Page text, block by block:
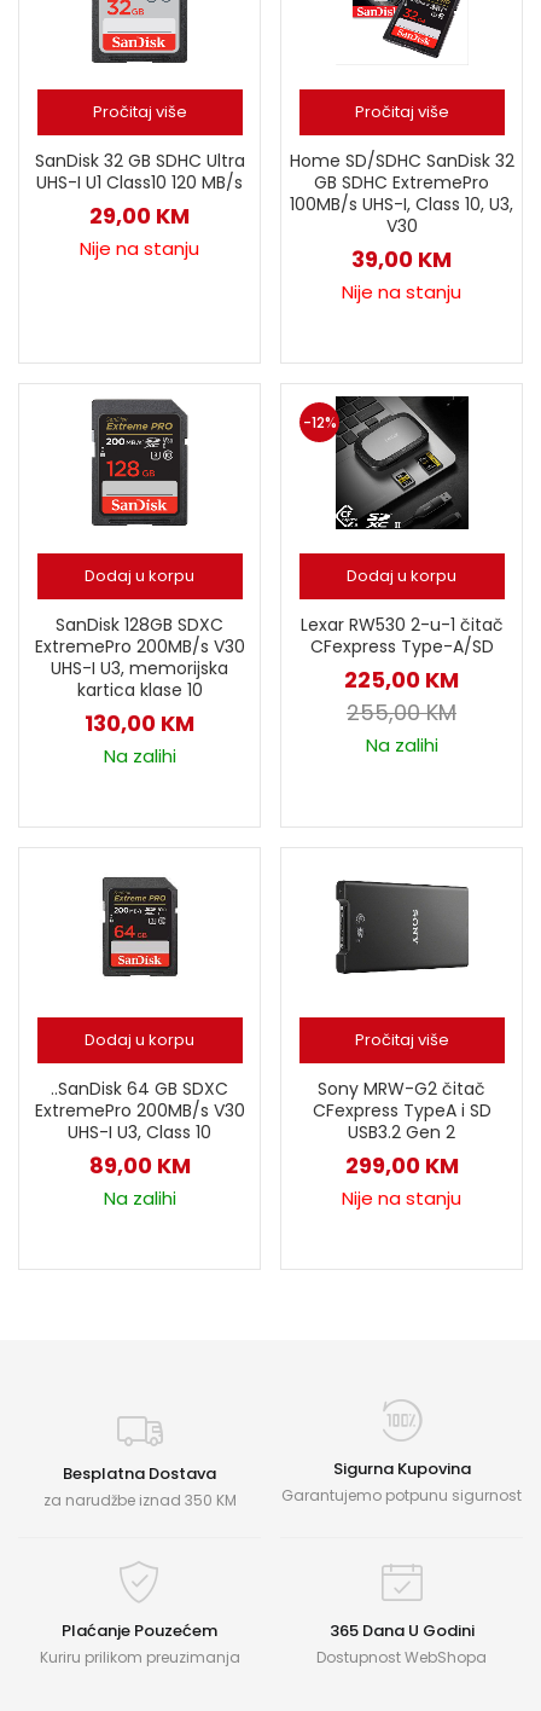
Pročitaj više
SanDisk 32 GB SDHC Ultra
UHS-I U1 Class10 120 MB/s
29,00 KM
Nije na stanju
Pročitaj više
Home SD/SDHC SanDisk 32
GB SDHC ExtremePro
100MB/s UHS-I, Class 10, U3,
V30
39,00 KM
Nije na stanju
Dodaj u korpu
SanDisk 128GB SDXC
ExtremePro 200MB/s V30
UHS-I U3, memorijska
kartica klase 10
130,00 KM
Na zalihi
Dodaj u korpu
Lexar RW530 2-u-1 čitač
CFexpress Type-A/SD
225,00 KM
255,00KM
-12%
Na zalihi
Dodaj u korpu
..SanDisk 64 GB SDXC
ExtremePro 200MB/s V30
UHS-I U3, Class 10
89,00 KM
Na zalihi
Pročitaj više
Sony MRW-G2 čitač
CFexpress TypeA i SD
USB3.2 Gen 2
299,00 KM
Nije na stanju
Besplatna Dostava
za narudžbe iznad 350 KM
Sigurna Kupovina
Garantujemo potpunu sigurnost
Plaćanje Pouzećem
Kuriru prilikom preuzimanja
365 Dana U Godini
Dostupnost WebShopa